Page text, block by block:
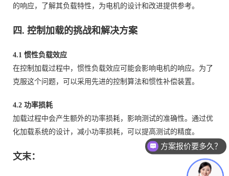
的响应，了解其负载特性，为电机的设计和改进提供参考。
四. 控制加载的挑战和解决方案
4.1 惯性负载效应
在控制加载过程中，惯性负载效应可能会影响电机的响应。为了
克服这个问题，可以采用先进的控制算法和惯性补偿装置。
4.2 功率损耗
加载过程中会产生额外的功率损耗，影响测试的准确性。通过优
化加载系统的设计，减小功率损耗，可以提高测试的精度。
文末：
方案报价要多久？